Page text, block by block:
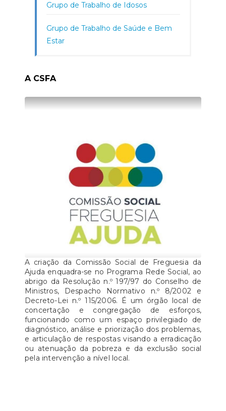
Grupo de Trabalho de Idosos
Grupo de Trabalho de Saúde e Bem
Estar
A CSFA
A criação da Comissão Social de Freguesia da
Ajuda enquadra-se no Programa Rede Social, ao
abrigo da Resolução n.º 197/97 do Conselho de
Ministros, Despacho Normativo n.º 8/2002 e
Decreto-Lei n.º 115/2006. É um órgão local de
concertação e congregação de esforços,
funcionando como um espaço privilegiado de
diagnóstico, análise e priorização dos problemas,
e articulação de respostas visando a erradicação
ou atenuação da pobreza e da exclusão social
pela intervenção a nível local.